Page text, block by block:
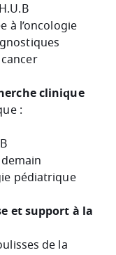
à l’oncologie
clinique
:
pédiatrique
et support à la
de la